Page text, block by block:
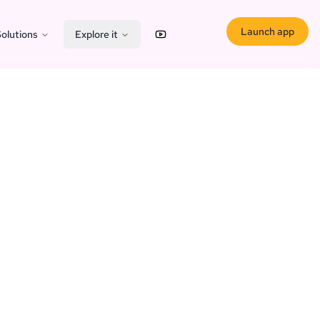
Explore it YouTube X (Twitter)
Launch app